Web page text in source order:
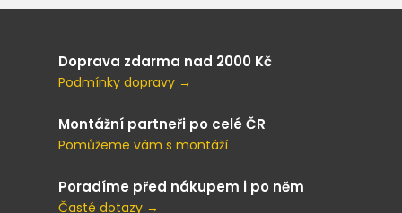
Doprava zdarma nad 2000 Kč
Podmínky dopravy →
Montážní partneři po celé ČR
Pomůžeme vám s montáží
Poradíme před nákupem i po něm
Časté dotazy →